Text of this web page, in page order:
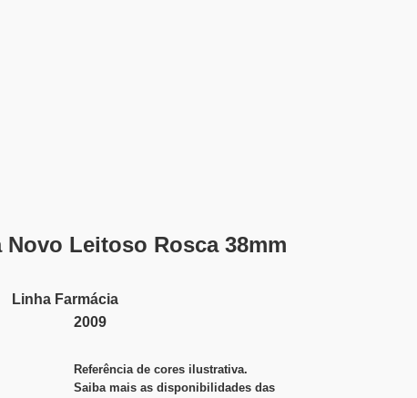
Novo Leitoso Rosca 38mm
Linha Farmácia
2009
Referência de cores ilustrativa.
Saiba mais as disponibilidades das